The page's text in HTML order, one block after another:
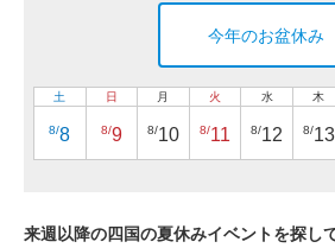
今年のお盆休み
土
8/8
日
8/9
月
8/10
火
8/11
水
8/12
木
8/13
来週以降の四国の夏休みイベントを探し